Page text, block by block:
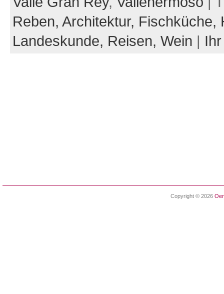
Reben, Architektur, Fischküche,
Landeskunde, Reisen, Wein |
Copyright © 2026